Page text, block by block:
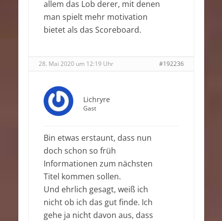
allem das Lob derer, mit denen
man spielt mehr motivation
bietet als das Scoreboard.
28. Mai 2020 um 12:19 Uhr #192236
Lichryre
Gast
Bin etwas erstaunt, dass nun
doch schon so früh
Informationen zum nächsten
Titel kommen sollen.
Und ehrlich gesagt, weiß ich
nicht ob ich das gut finde. Ich
gehe ja nicht davon aus, dass